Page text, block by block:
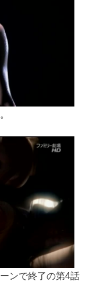
ンで終了の第4話